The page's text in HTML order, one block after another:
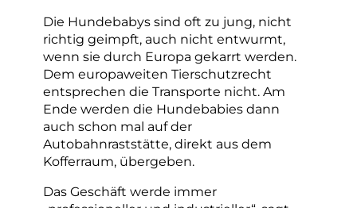
Die Hundebabys sind oft zu jung, nicht
richtig geimpft, auch nicht entwurmt,
wenn sie durch Europa gekarrt werden.
Dem europaweiten Tierschutzrecht
entsprechen die Transporte nicht. Am
Ende werden die Hundebabies dann
auch schon mal auf der
Autobahnraststätte, direkt aus dem
Kofferraum, übergeben.
Das Geschäft werde immer